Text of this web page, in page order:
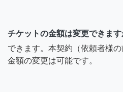
のチャット
おります
てご連絡
チケットの金額は変更できます
できます。本契約（依頼者様の
金額の変更は可能です。